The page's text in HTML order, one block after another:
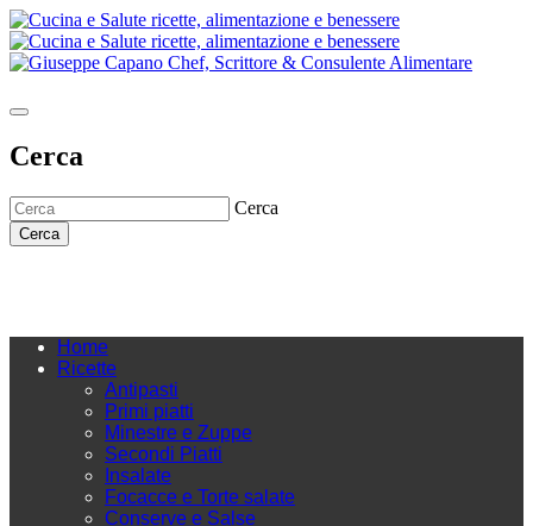
Cerca
Cerca
Cerca
Home
Ricette
Antipasti
Primi piatti
Minestre e Zuppe
Secondi Piatti
Insalate
Focacce e Torte salate
Conserve e Salse